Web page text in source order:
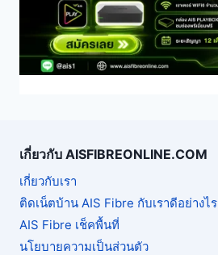
เกี่ยวกับ AISFIBREONLINE.COM
เกี่ยวกับเรา
ติดเน็ตบ้าน AIS Fibre กับเราดีอย่างไร
AIS Fibre เช็คพื้นที่
นโยบายความเป็นส่วนตัว